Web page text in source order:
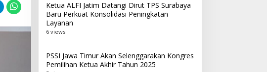
Ketua ALFI Jatim Datangi Dirut TPS Surabaya
Baru Perkuat Konsolidasi Peningkatan
Layanan
6 views
PSSI Jawa Timur Akan Selenggarakan Kongres
Pemilihan Ketua Akhir Tahun 2025